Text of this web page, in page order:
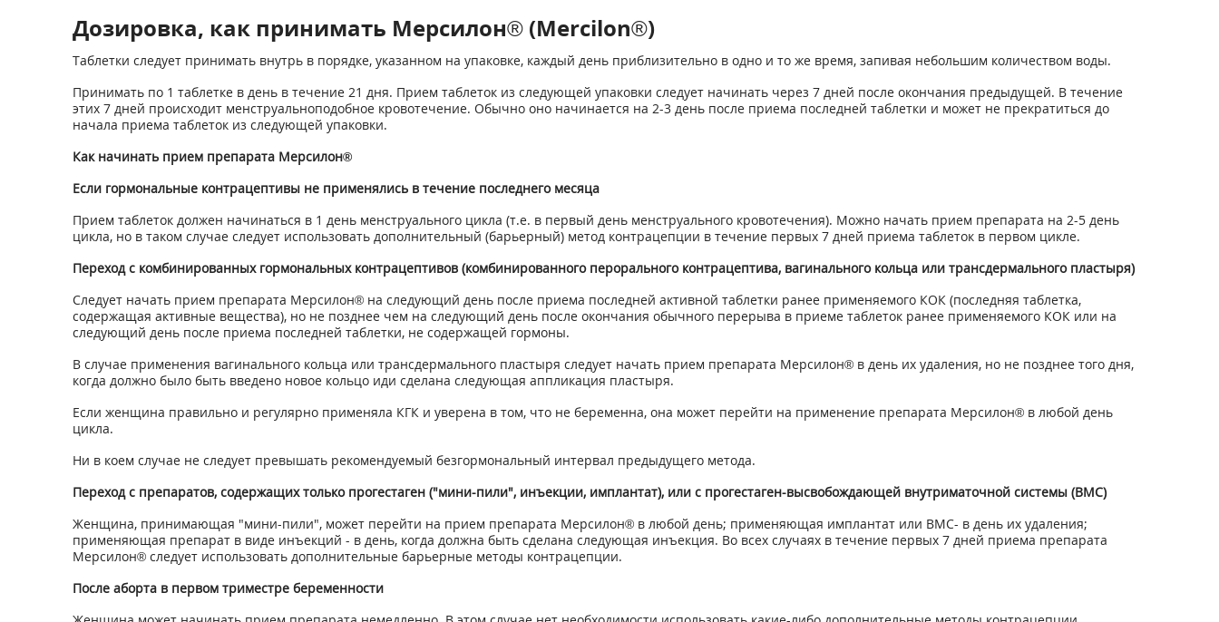
Дозировка, как принимать Мерсилон® (Mercilon®)
Таблетки следует принимать внутрь в порядке, указанном на упаковке, каждый день приблизительно в одно и то же время, запивая небольшим количеством воды.
Принимать по 1 таблетке в день в течение 21 дня. Прием таблеток из следующей упаковки следует начинать через 7 дней после окончания предыдущей. В течение
этих 7 дней происходит менструальноподобное кровотечение. Обычно оно начинается на 2-3 день после приема последней таблетки и может не прекратиться до
начала приема таблеток из следующей упаковки.
Как начинать прием препарата Мерсилон®
Если гормональные контрацептивы не применялись в течение последнего месяца
Прием таблеток должен начинаться в 1 день менструального цикла (т.е. в первый день менструального кровотечения). Можно начать прием препарата на 2-5 день
цикла, но в таком случае следует использовать дополнительный (барьерный) метод контрацепции в течение первых 7 дней приема таблеток в первом цикле.
Переход с комбинированных гормональных контрацептивов (комбинированного перорального контрацептива, вагинального кольца или трансдермального пластыря)
Следует начать прием препарата Мерсилон® на следующий день после приема последней активной таблетки ранее применяемого КОК (последняя таблетка,
содержащая активные вещества), но не позднее чем на следующий день после окончания обычного перерыва в приеме таблеток ранее применяемого КОК или на
следующий день после приема последней таблетки, не содержащей гормоны.
В случае применения вагинального кольца или трансдермального пластыря следует начать прием препарата Мерсилон® в день их удаления, но не позднее того дня,
когда должно было быть введено новое кольцо иди сделана следующая аппликация пластыря.
Если женщина правильно и регулярно применяла КГК и уверена в том, что не беременна, она может перейти на применение препарата Мерсилон® в любой день
цикла.
Ни в коем случае не следует превышать рекомендуемый безгормональный интервал предыдущего метода.
Переход с препаратов, содержащих только прогестаген ("мини-пили", инъекции, имплантат), или с прогестаген-высвобождающей внутриматочной системы (ВМС)
Женщина, принимающая "мини-пили", может перейти на прием препарата Мерсилон® в любой день; применяющая имплантат или ВМС- в день их удаления;
применяющая препарат в виде инъекций - в день, когда должна быть сделана следующая инъекция. Во всех случаях в течение первых 7 дней приема препарата
Мерсилон® следует использовать дополнительные барьерные методы контрацепции.
После аборта в первом триместре беременности